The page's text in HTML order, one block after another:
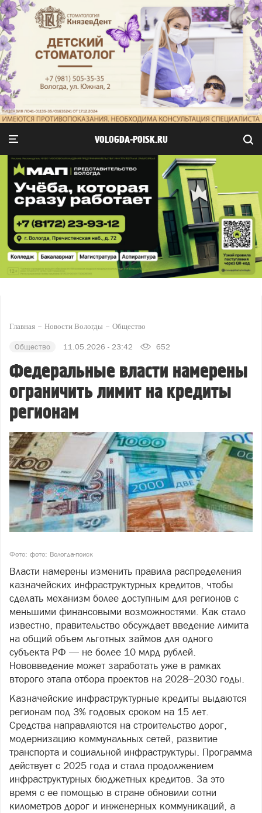
VOLOGDA-POISK.RU
Главная Новости Вологды Общество
Общество 11.05.2026 - 23:42 652
Федеральные власти намерены
ограничить лимит на кредиты
регионам
Фото: фото: Вологда-поиск
Власти намерены изменить правила распределения
казначейских инфраструктурных кредитов, чтобы
сделать механизм более доступным для регионов с
меньшими финансовыми возможностями. Как стало
известно, правительство обсуждает введение лимита
на общий объем льготных займов для одного
субъекта РФ — не более 10 млрд рублей.
Нововведение может заработать уже в рамках
второго этапа отбора проектов на 2028–2030 годы.
Казначейские инфраструктурные кредиты выдаются
регионам под 3% годовых сроком на 15 лет.
Средства направляются на строительство дорог,
модернизацию коммунальных сетей, развитие
транспорта и социальной инфраструктуры. Программа
действует с 2025 года и стала продолжением
инфраструктурных бюджетных кредитов. За это
время с ее помощью в стране обновили сотни
километров дорог и инженерных коммуникаций, а